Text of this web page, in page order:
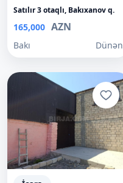
Satılır 3 otaqlı, Bakıxanov q.
165,000 AZN
Bakı Dünən